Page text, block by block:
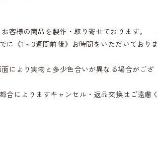
客様の商品を製作・取り寄せております。
《1～3週間前後》お時間をいただいておりま
により実物と多少色合いが異なる場合がござ
合によりますキャンセル・返品交換はご遠慮く